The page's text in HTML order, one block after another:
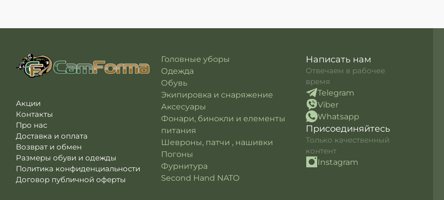
Акции
Контакты
Про нас
Доставка и оплата
Возврат и обмен
Размеры обуви и одежды
Политика конфиденциальности
Договор публичной оферты
Головные уборы
Одежда
Обувь
Экипировка и снаряжение
Аксесуары
Фонари, бинокли и елементы
питания
Шевроны, патчи , нашивки
Погоны
Фурнитура
Second Hand NATO
Написать нам
Отвечаем в рабочее
время
Telegram
Viber
Whatsapp
Присоединяйтесь
Только качественный
контент
Instagram